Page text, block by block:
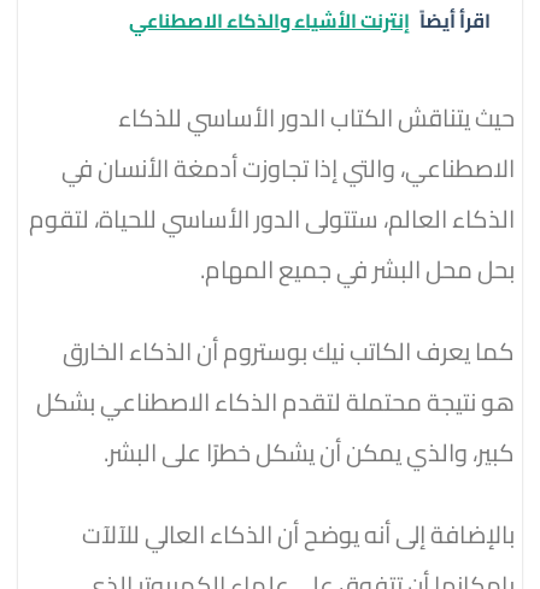
اقرأ أيضاً إنترنت الأشياء والذكاء الاصطناعي
حيث يتناقش الكتاب الدور الأساسي للذكاء
الاصطناعي، والتي إذا تجاوزت أدمغة الأنسان في
الذكاء العالم، ستتولى الدور الأساسي للحياة، لتقوم
بحل محل البشر في جميع المهام.
كما يعرف الكاتب نيك بوستروم أن الذكاء الخارق
هو نتيجة محتملة لتقدم الذكاء الاصطناعي بشكل
كبير، والذي يمكن أن يشكل خطرًا على البشر.
بالإضافة إلى أنه يوضح أن الذكاء العالي للآلآت